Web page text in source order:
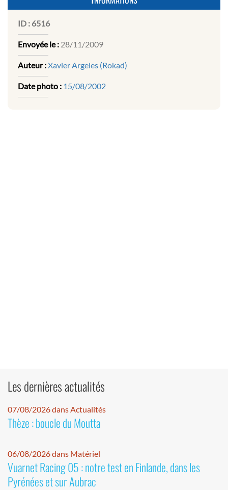
ID : 6516
Envoyée le : 28/11/2009
Auteur :Xavier Argeles (Rokad)
Date photo : 15/08/2002
Les dernières actualités
07/08/2026 dans Actualités
Thèze : boucle du Moutta
06/08/2026 dans Matériel
Vuarnet Racing 05 : notre test en Finlande, dans les
Pyrénées et sur Aubrac